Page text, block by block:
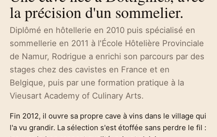
la précision d'un sommelier.
Diplômé en hôtellerie en 2010 puis spécialisé en
sommellerie en 2011 à l'École Hôtelière Provinciale
de Namur, Rodrigue a enrichi son parcours par des
stages chez des cavistes en France et en
Belgique, puis par une formation pratique à la
Vieusart Academy of Culinary Arts.
Fin 2012, il ouvre sa propre cave à vins dans le village qui
l'a vu grandir. La sélection s'est étoffée sans perdre le fil :